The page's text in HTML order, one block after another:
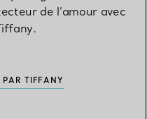
de l’amour avec
PAR TIFFANY